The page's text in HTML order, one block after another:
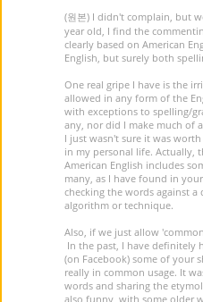
(원본) I didn't complain, but
year old, I find the
clearly based on American
English, but surely both
One real gripe I have is the
allowed in any form of the
with exceptions to spelling/
any, nor did I make much of
I just wasn't sure it was
in my personal life. Actually,
American English includes
many, as I have found in
checking the words against
algorithm or technique.
Also, if we just allow
In the past, I have definitely
(on Facebook) some of your
really in common usage. It
words and sharing the
also funny, with some older